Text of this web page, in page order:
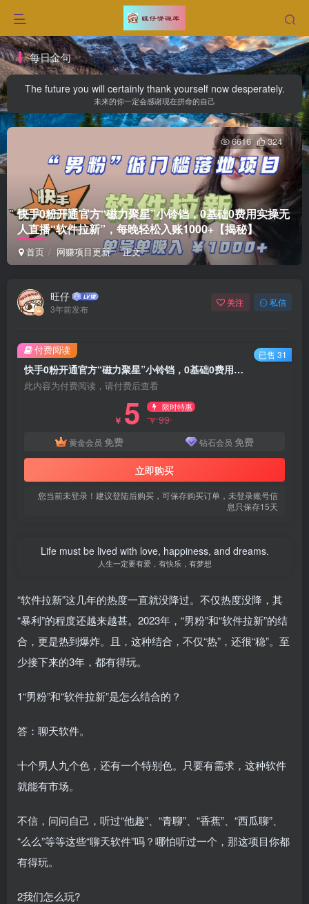
每日金句
The future you will certainly thank yourself now desperately.
未来的你一定会感谢现在拼命的自己
快手0粉开通官方“磁力聚星”小铃铛，0基础0费用实操无
人直播“软件拉新”，每晚轻松入账1000+【揭秘】
首页 网赚项目更新 正文
6616 324
旺仔
3年前发布
关注 私信
快手0粉开通官方“磁力聚星”小铃铛，0基础0费用实操无人直播“软件拉新”，每晚轻松入账1000+【揭秘】
此内容为付费阅读，请付费后查看
￥ 5 限时特惠
￥99
黄金会员 免费 钻石会员 免费
立即购买
您当前未登录！建议登陆后购买，可保存购买订单，未登录账号信
息只保存15天
付费阅读 已售 31
Life must be lived with love, happiness, and dreams.
人生一定要有爱，有快乐，有梦想
“软件拉新”这几年的热度一直就没降过。不仅热度没降，其
“暴利”的程度还越来越甚。2023年，“男粉”和“软件拉新”的结
合，更是热到爆炸。且，这种结合，不仅“热”，还很“稳”。至
少接下来的3年，都有得玩。
1“男粉”和“软件拉新”是怎么结合的？
答：聊天软件。
十个男人九个色，还有一个特别色。只要有需求，这种软件
就能有市场。
不信，问问自己，听过“他趣”、“青聊”、“香蕉”、“西瓜聊”、
“么么”等等这些“聊天软件”吗？哪怕听过一个，那这项目你都
有得玩。
2我们怎么玩?